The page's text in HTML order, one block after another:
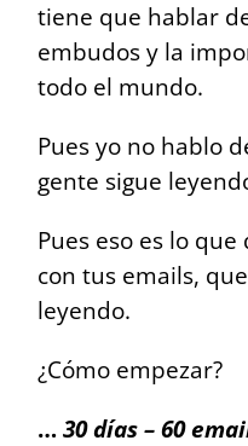
tiene que hablar
embudos y la
todo el mundo.
Pues yo no hablo
gente sigue
Pues eso es lo
con tus emails,
leyendo.
¿Cómo empezar?
… 30 días – 60